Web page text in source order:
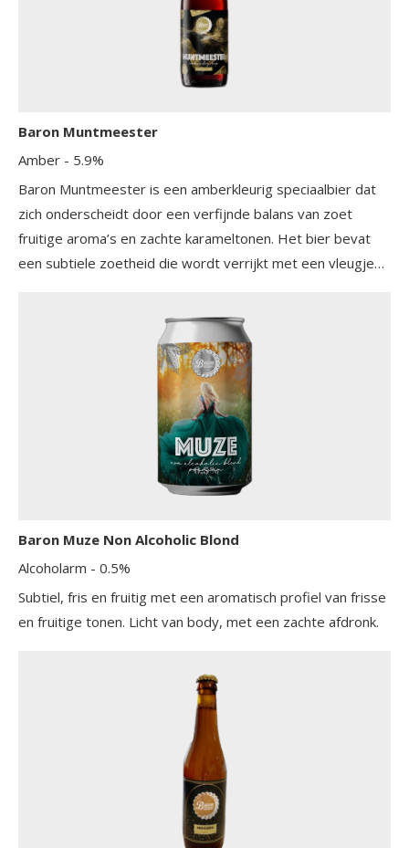
Baron Muntmeester
Amber - 5.9%
Baron Muntmeester is een amberkleurig speciaalbier dat
zich onderscheidt door een verfijnde balans van zoet
fruitige aroma’s en zachte karameltonen. Het bier bevat
een subtiele zoetheid die wordt verrijkt met een vleugje
een lichte moutigheid die diepte geeft zonder te
overheersen. Het mondgevoel is zacht en elegant, terwijl
de afdronk fris en uitnodigend blijft. Dit bier combineert
traditie en vakmanschap met een verrassend moderne
Baron Muze Non Alcoholic Blond
Alcoholarm - 0.5%
Subtiel, fris en fruitig met een aromatisch profiel van frisse
en fruitige tonen. Licht van body, met een zachte afdronk.